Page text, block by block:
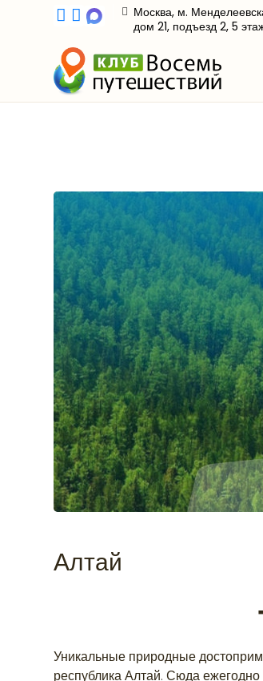
Москва, м.
дом 21, подъезд 2, 5
Алтай
Уникальные природные
республика Алтай. Сюда